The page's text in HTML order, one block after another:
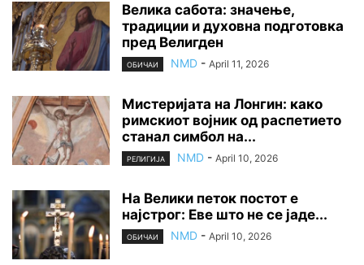
Велика сабота: значење,
традиции и духовна подготовка
пред Велигден
ОБИЧАИ NMD - April 11, 2026
Мистеријата на Лонгин: како
римскиот војник од распетието
станал симбол на...
РЕЛИГИЈА NMD - April 10, 2026
На Велики петок постот е
најстрог: Еве што не се јаде...
ОБИЧАИ NMD - April 10, 2026